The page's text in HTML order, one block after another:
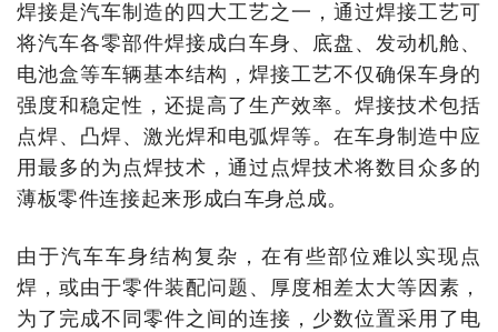
焊接是汽车制造的四大工艺之一，通过焊接工艺可
将汽车各零部件焊接成白车身、底盘、发动机舱、
电池盒等车辆基本结构，焊接工艺不仅确保车身的
强度和稳定性，还提高了生产效率。焊接技术包括
点焊、凸焊、激光焊和电弧焊等。在车身制造中应
用最多的为点焊技术，通过点焊技术将数目众多的
薄板零件连接起来形成白车身总成。
由于汽车车身结构复杂，在有些部位难以实现点
焊，或由于零件装配问题、厚度相差太大等因素，
为了完成不同零件之间的连接，少数位置采用了电